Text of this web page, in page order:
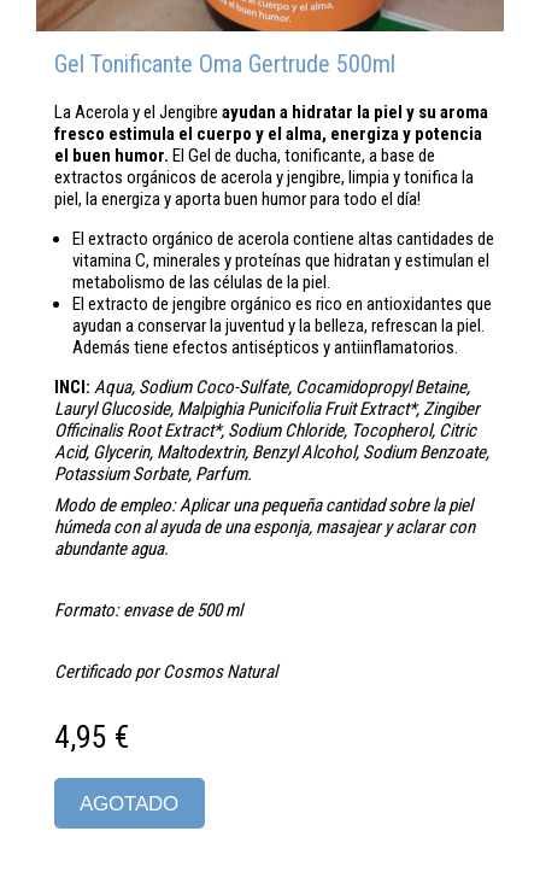
Gel Tonificante Oma Gertrude 500ml
La Acerola y el Jengibre ayudan a hidratar la piel y su aroma
fresco estimula el cuerpo y el alma, energiza y potencia
el buen humor. El Gel de ducha, tonificante, a base de
extractos orgánicos de acerola y jengibre, limpia y tonifica la
piel, la energiza y aporta buen humor para todo el día!
El extracto orgánico de acerola contiene altas cantidades de
vitamina C, minerales y proteínas que hidratan y estimulan el
metabolismo de las células de la piel.
El extracto de jengibre orgánico es rico en antioxidantes que
ayudan a conservar la juventud y la belleza, refrescan la piel.
Además tiene efectos antisépticos y antiinflamatorios.
INCI: Aqua, Sodium Coco-Sulfate, Cocamidopropyl Betaine,
Lauryl Glucoside, Malpighia Punicifolia Fruit Extract*, Zingiber
Officinalis Root Extract*, Sodium Chloride, Tocopherol, Citric
Acid, Glycerin, Maltodextrin, Benzyl Alcohol, Sodium Benzoate,
Potassium Sorbate, Parfum.
Modo de empleo: Aplicar una pequeña cantidad sobre la piel
húmeda con al ayuda de una esponja, masajear y aclarar con
abundante agua.
Formato: envase de 500 ml
Certificado por Cosmos Natural
4,95 €
AGOTADO